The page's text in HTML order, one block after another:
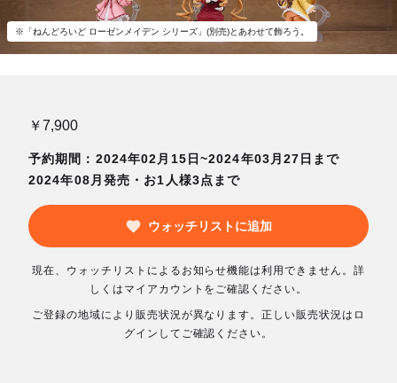
※「ねんどろいど ローゼンメイデン シリーズ」(別売)とあわせて飾ろう。
￥7,900
予約期間：2024年02月15日~2024年03月27日まで
2024年08月発売・お1人様3点まで
ウォッチリストに追加
現在、ウォッチリストによるお知らせ機能は利用できません。詳
しくはマイアカウントをご確認ください。
ご登録の地域により販売状況が異なります。正しい販売状況はロ
グインしてご確認ください。